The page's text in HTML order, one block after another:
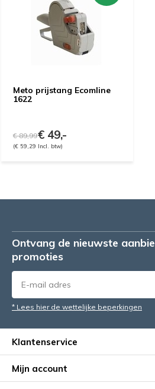
Meto prijstang Ecomline
1622
€ 89,99€ 49,-
(€ 59,29 Incl. btw)
Ontvang de nieuwste
promoties
* Lees hier de wettelijke beperkingen
Klantenservice
Mijn account